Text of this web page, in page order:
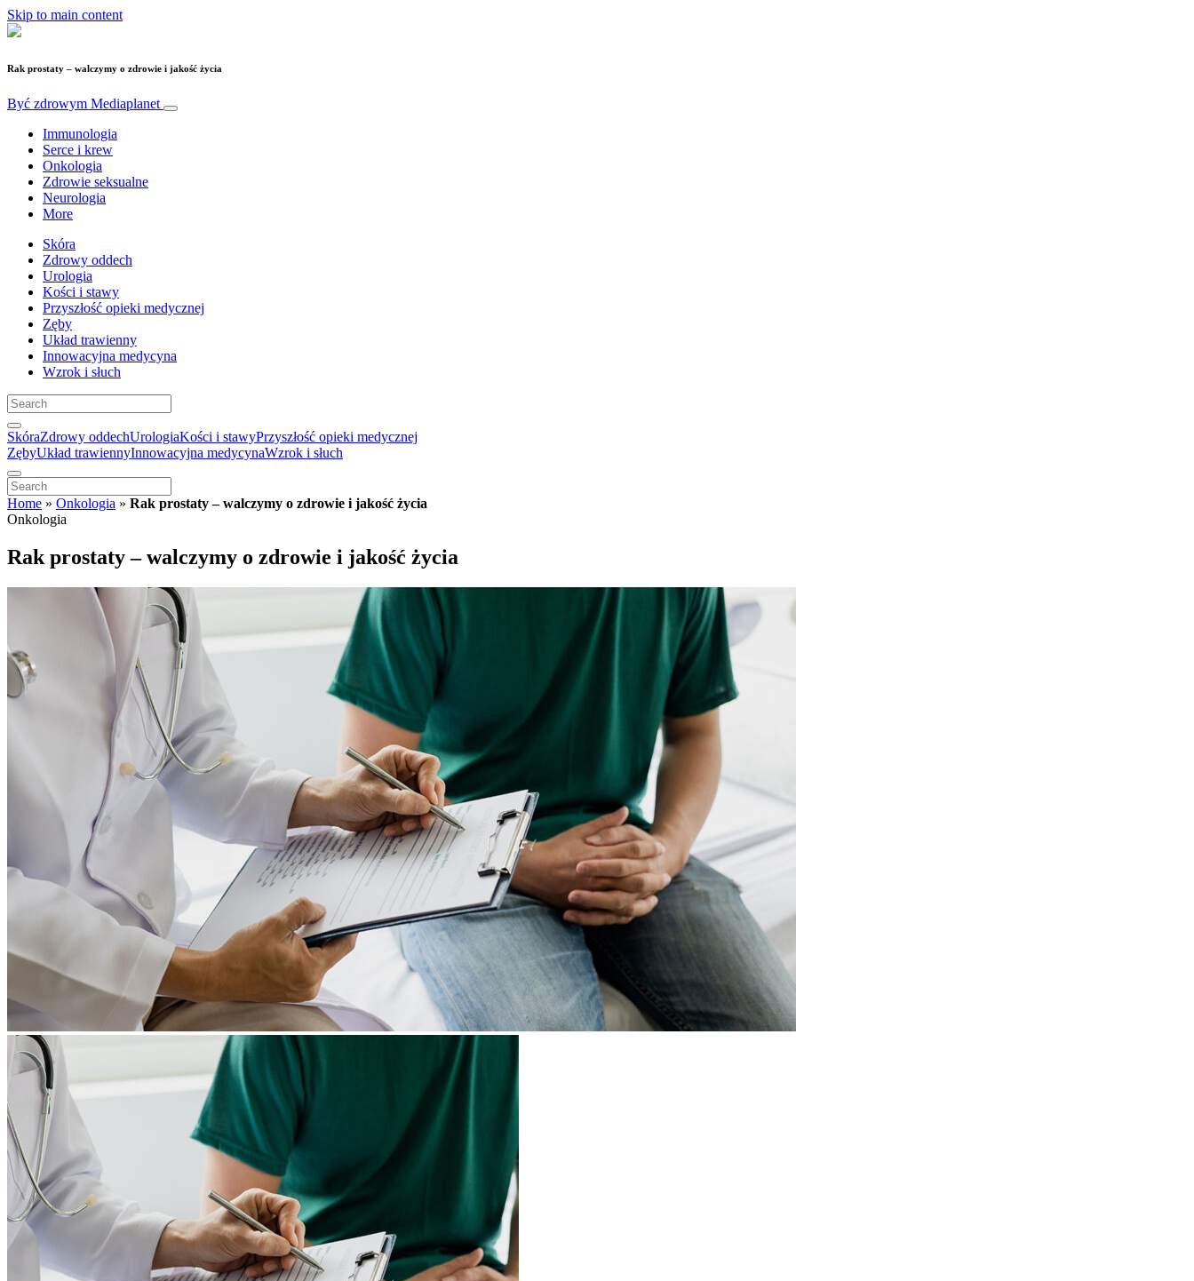
Skip to main content
Rak prostaty – walczymy o zdrowie i jakość życia
Być zdrowym Mediaplanet
Immunologia
Serce i krew
Onkologia
Zdrowie seksualne
Neurologia
More
Skóra
Zdrowy oddech
Urologia
Kości i stawy
Przyszłość opieki medycznej
Zęby
Układ trawienny
Innowacyjna medycyna
Wzrok i słuch
SkóraZdrowy oddechUrologiaKości i stawyPrzyszłość opieki medycznej
ZębyUkład trawiennyInnowacyjna medycynaWzrok i słuch
Home » Onkologia » Rak prostaty – walczymy o zdrowie i jakość życia
Onkologia
Rak prostaty – walczymy o zdrowie i jakość życia